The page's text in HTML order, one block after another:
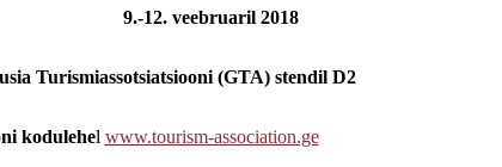
9.-12. veebruaril 2018
Turismiassotsiatsiooni (GTA) stendil D2
kodulehel www.tourism-association.ge